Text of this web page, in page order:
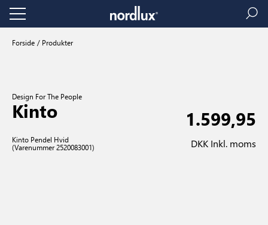
Forside Produkter
Design For The People
Kinto
Kinto Pendel Hvid
(Varenummer 2520083001)
1.599,95
DKK Inkl. moms